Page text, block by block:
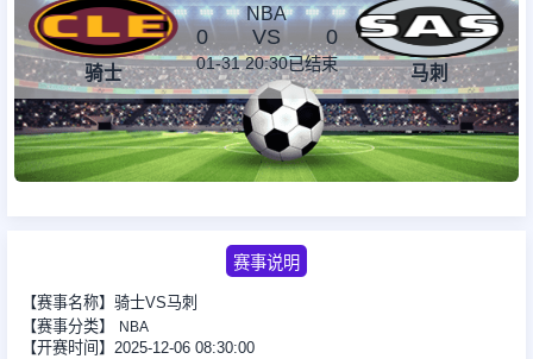
篮球集锦
足球新闻
篮球新闻
骑士
NBA
0 VS 0
01-31 20:30已结束 马刺
赛事说明
【赛事名称】骑士VS马刺
【赛事分类】
NBA
【开赛时间】2025-12-06 08:30:00